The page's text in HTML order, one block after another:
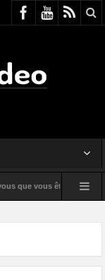
vous êtes super !